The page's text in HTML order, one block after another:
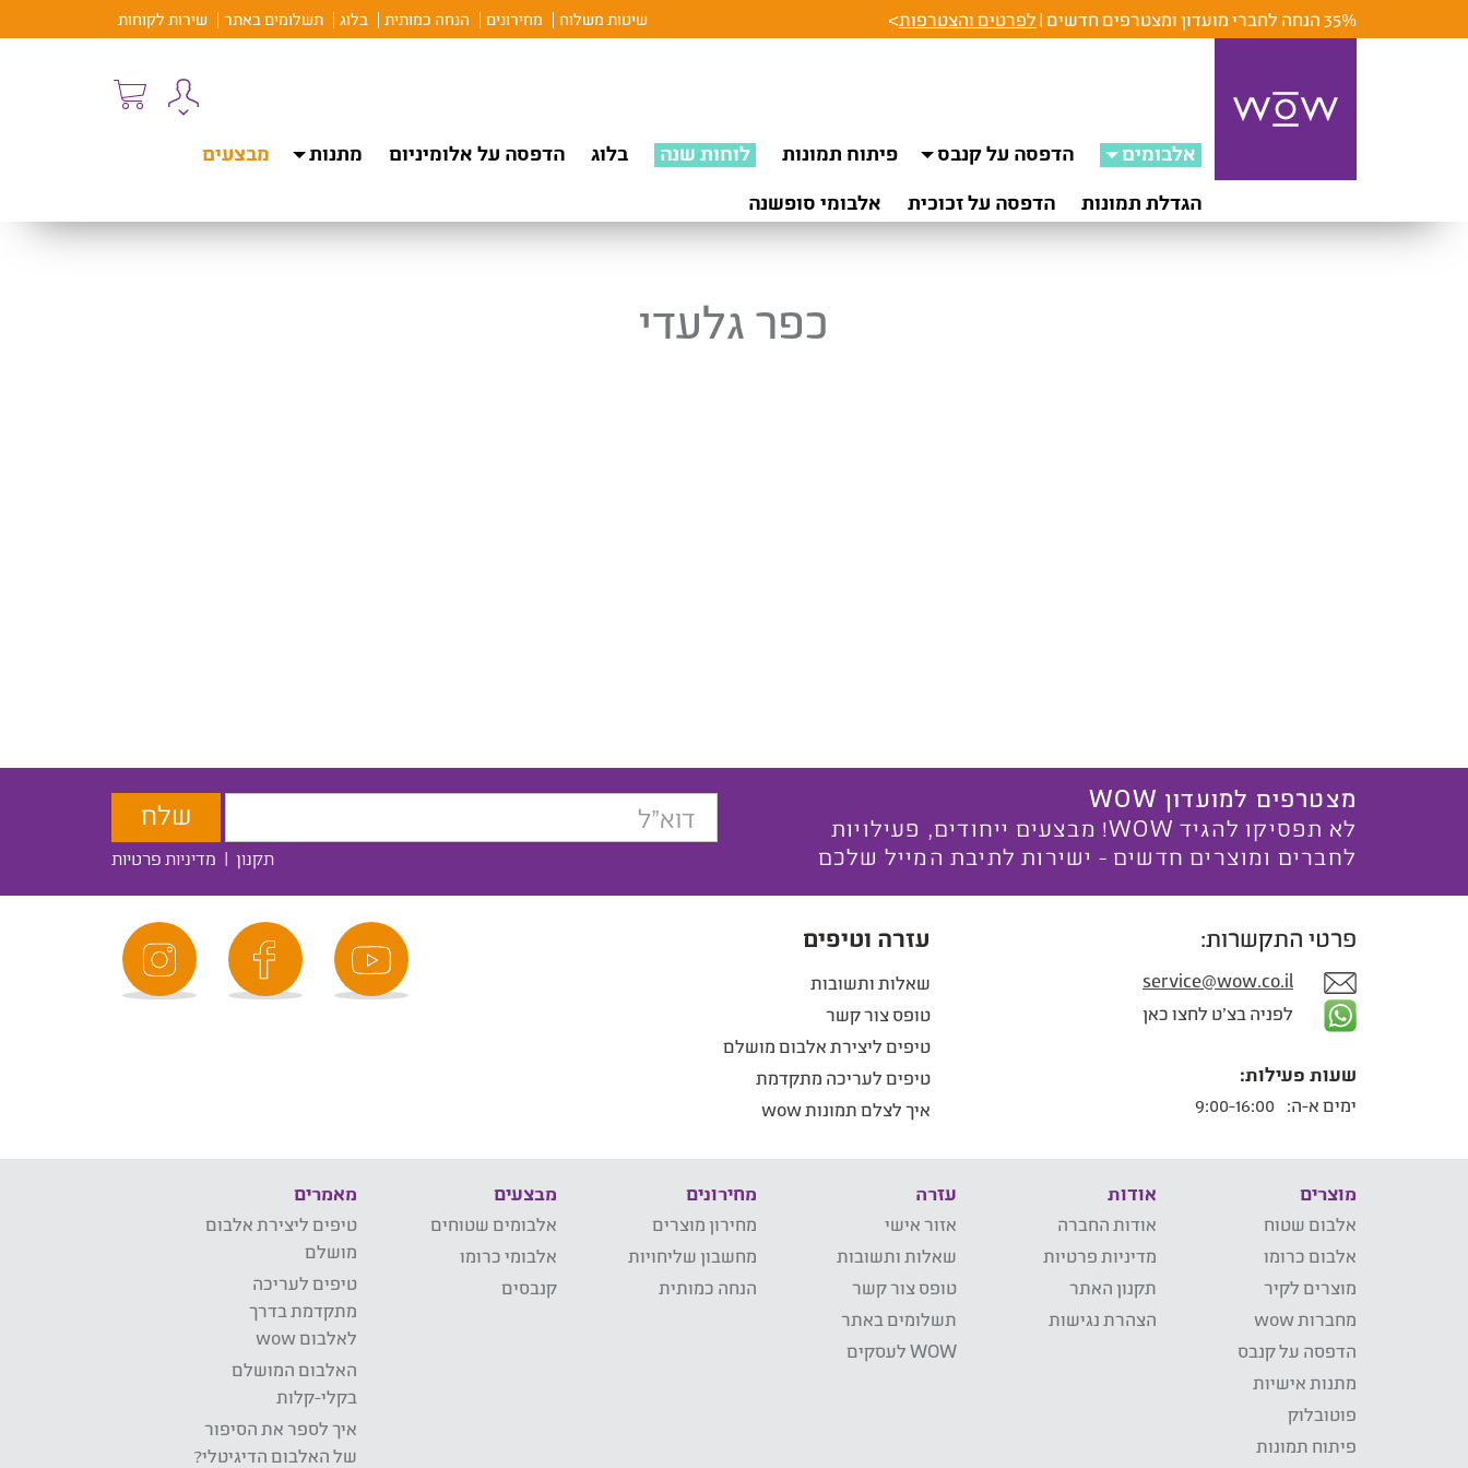
35% הנחה לחברי מועדון ומצטרפים חדשים | לפרטים והצטרפות> שיטות משלוח מחירונים הנחה כמותית בלוג תשלומים באתר שירות לקוחות
אלבומים הדפסה על קנבס פיתוח תמונות לוחות שנה בלוג הדפסה על אלומיניום מתנות
מבצעים
הגדלת תמונות
הדפסה על זכוכית אלבומי סופשנה
כפר גלעדי
מצטרפים למועדון WOW
לא תפסיקו להגיד WOW! מבצעים ייחודים, פעילויות
לחברים ומוצרים חדשים - ישירות לתיבת המייל שלכם
תקנון | מדיניות פרטיות
פרטי התקשרות:
service@wow.co.il
לפניה בצ'ט לחצו כאן
שעות פעילות:
ימים א-ה:
עזרה וטיפים
שאלות ותשובות
טופס צור קשר
טיפים ליצירת אלבום מושלם
טיפים לעריכה מתקדמת
איך לצלם תמונות wow
מוצרים
אלבום שטוח
אלבום כרומו
מוצרים לקיר
מחברות wow
הדפסה על קנבס
מתנות אישיות
פוטובלוק
פיתוח תמונות
אודות
אודות החברה
מדיניות פרטיות
תקנון האתר
הצהרת נגישות
עזרה
אזור אישי
שאלות ותשובות
טופס צור קשר
תשלומים באתר
WOW לעסקים
מחירונים
מחירון מוצרים
מחשבון שליחויות
הנחה כמותית
מבצעים
אלבומים שטוחים
אלבומי כרומו
קנבסים
מאמרים
טיפים ליצירת אלבום
מושלם
טיפים לעריכה
מתקדמת בדרך
לאלבום wow
האלבום המושלם
בקלי-קלות
איך לספר את הסיפור
של האלבום הדיגיטלי?